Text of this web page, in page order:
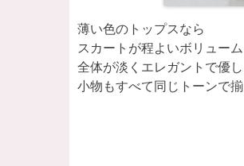
薄い色のトップスなら
スカートが程よいボリュー
全体が淡くエレガントで優
小物もすべて同じトーンで